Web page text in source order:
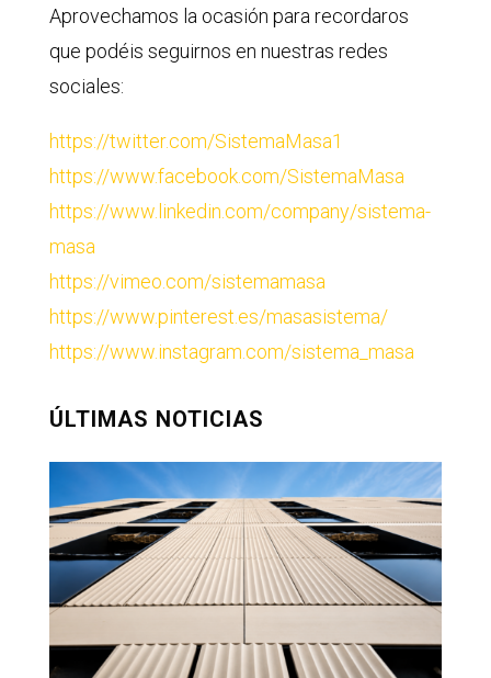
Aprovechamos la ocasión para recordaros
que podéis seguirnos en nuestras redes
sociales:
https://twitter.com/SistemaMasa1
https://www.facebook.com/SistemaMasa
https://www.linkedin.com/company/sistema-
masa
https://vimeo.com/sistemamasa
https://www.pinterest.es/masasistema/
https://www.instagram.com/sistema_masa
ÚLTIMAS NOTICIAS